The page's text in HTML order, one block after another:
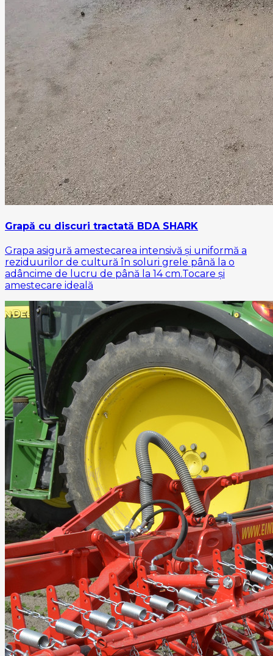
Grapă cu discuri tractată BDA SHARK
Grapa asigură amestecarea intensivă și uniformă a
reziduurilor de cultură în soluri grele până la o
adâncime de lucru de până la 14 cm.Tocare și
amestecare ideală